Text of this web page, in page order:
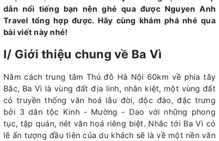
dẫn nổi tiếng bạn nên ghé qua được Nguyen Anh
Travel tổng hợp được. Hãy cùng khám phá nhé qua
bài viết này nhé!
I/ Giới thiệu chung về Ba Vì
Nằm cách trung tâm Thủ đô Hà Nội 60km về phía tây
Bắc, Ba Vì là vùng đất địa linh, nhân kiệt, một vùng đất
có truyền thống văn hoá lâu đời, độc đáo, đặc trưng
bởi 3 dân tộc Kinh - Mường - Dao với những phong
tục, tập quán, nét văn hoá riêng biệt. Nhắc tới Ba Vì có
lẽ ấn tượng đầu tiên của du khách sẽ là về một nền văn